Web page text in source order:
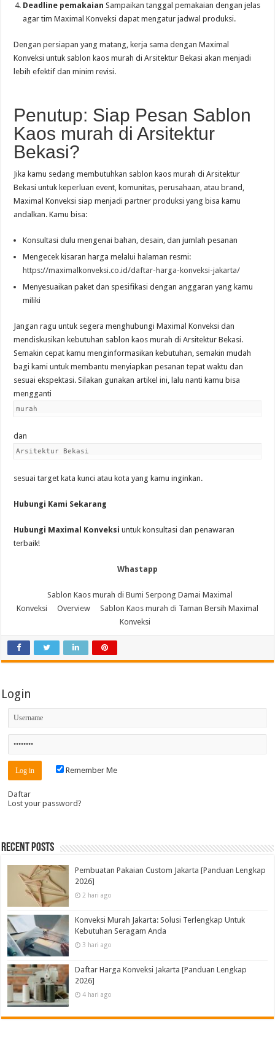
Deadline pemakaian Sampaikan tanggal pemakaian dengan jelas
agar tim Maximal Konveksi dapat mengatur jadwal produksi.
Dengan persiapan yang matang, kerja sama dengan Maximal
Konveksi untuk sablon kaos murah di Arsitektur Bekasi akan menjadi
lebih efektif dan minim revisi.
Penutup: Siap Pesan Sablon
Kaos murah di Arsitektur
Bekasi?
Jika kamu sedang membutuhkan sablon kaos murah di Arsitektur
Bekasi untuk keperluan event, komunitas, perusahaan, atau brand,
Maximal Konveksi siap menjadi partner produksi yang bisa kamu
andalkan. Kamu bisa:
Konsultasi dulu mengenai bahan, desain, dan jumlah pesanan
Mengecek kisaran harga melalui halaman resmi:
https://maximalkonveksi.co.id/daftar-harga-konveksi-jakarta/
Menyesuaikan paket dan spesifikasi dengan anggaran yang kamu
miliki
Jangan ragu untuk segera menghubungi Maximal Konveksi dan
mendiskusikan kebutuhan sablon kaos murah di Arsitektur Bekasi.
Semakin cepat kamu menginformasikan kebutuhan, semakin mudah
bagi kami untuk membantu menyiapkan pesanan tepat waktu dan
sesuai ekspektasi. Silakan gunakan artikel ini, lalu nanti kamu bisa
mengganti
murah
dan
Arsitektur Bekasi
sesuai target kata kunci atau kota yang kamu inginkan.
Hubungi Kami Sekarang
Hubungi Maximal Konveksi untuk konsultasi dan penawaran
terbaik!
Whastapp
Sablon Kaos murah di Bumi Serpong Damai Maximal
Konveksi
Overview
Sablon Kaos murah di Taman Bersih Maximal
Konveksi
Login
Remember Me
Daftar
Lost your password?
Recent Posts
Pembuatan Pakaian Custom Jakarta [Panduan Lengkap
2026]
2 hari ago
Konveksi Murah Jakarta: Solusi Terlengkap Untuk
Kebutuhan Seragam Anda
3 hari ago
Daftar Harga Konveksi Jakarta [Panduan Lengkap
2026]
4 hari ago